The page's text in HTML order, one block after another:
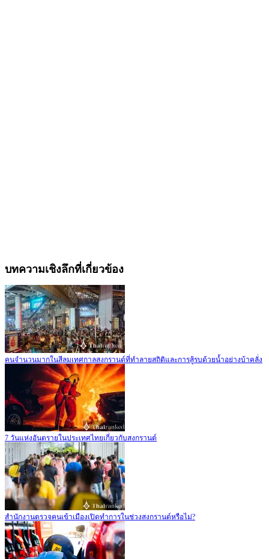
บทความเชิงลึกที่เกี่ยวข้อง
คนจำนวนมากในสีลมเทศกาลสงกรานต์ที่ทำลายสถิติและการสู้รบด้วยน้ำอย่างบ้าคลั่ง
7 วันแห่งอันตรายในประเทศไทยเกี่ยวกับสงกรานต์
สำนักงานตรวจคนเข้าเมืองเปิดทำการในช่วงสงกรานต์หรือไม่?